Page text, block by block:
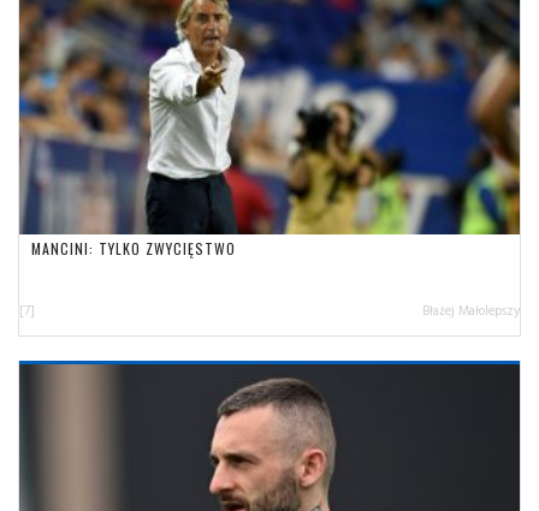
MANCINI: TYLKO ZWYCIĘSTWO
[7] Błażej Małolepszy